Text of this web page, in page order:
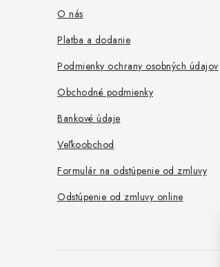
O nás
Platba a dodanie
Podmienky ochrany osobných údajov
Obchodné podmienky
Bankové údaje
Veľkoobchod
Formulár na odstúpenie od zmluvy
Odstúpenie od zmluvy online